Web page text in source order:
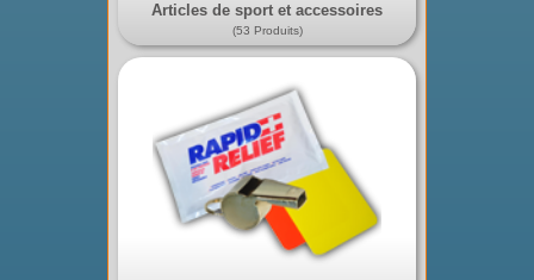
Articles de sport et accessoires
(53 Produits)